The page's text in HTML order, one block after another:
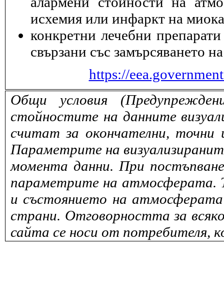
исхемия или инфаркт на
конкретни лечебни
свързани със замърсяването
https://
Общи условия
стойностите на данните
считат за окончателни,
Параметрите на
момента данни. При
параметрите на атмосферата.
и състоянието на
страни. Отговорността за
сайта се носи от потребителя,